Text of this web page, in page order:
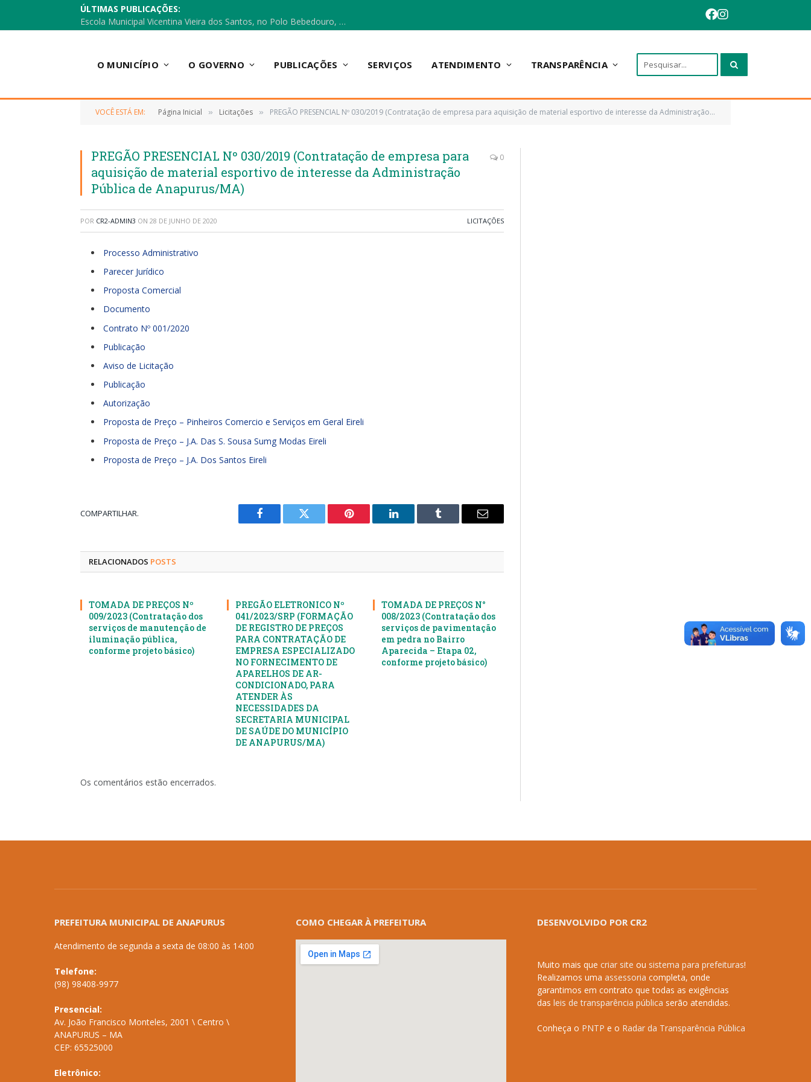
ÚLTIMAS PUBLICAÇÕES:
Escola Municipal Vicentina Vieira dos Santos, no Polo Bebedouro, recebeu materiais para a implantação do Cantinho da Leitura e da Sala Multidisciplinar.
O MUNICÍPIO O GOVERNO PUBLICAÇÕES SERVIÇOS ATENDIMENTO TRANSPARÊNCIA
VOCÊ ESTÁ EM: Página Inicial » Licitações » PREGÃO PRESENCIAL Nº 030/2019 (Contratação de empresa para aquisição de material esportivo de interesse da Administração Pública de Anapurus/MA)
PREGÃO PRESENCIAL Nº 030/2019 (Contratação de empresa para
aquisição de material esportivo de interesse da Administração
Pública de Anapurus/MA)
0
POR CR2-ADMIN3 ON 28 DE JUNHO DE 2020 LICITAÇÕES
Processo Administrativo
Parecer Jurídico
Proposta Comercial
Documento
Contrato Nº 001/2020
Publicação
Aviso de Licitação
Publicação
Autorização
Proposta de Preço – Pinheiros Comercio e Serviços em Geral Eireli
Proposta de Preço – J.A. Das S. Sousa Sumg Modas Eireli
Proposta de Preço – J.A. Dos Santos Eireli
COMPARTILHAR.
Facebook Twitter Pinterest LinkedIn Tumblr
E-
RELACIONADOS POSTS
TOMADA DE PREÇOS Nº
009/2023 (Contratação dos
serviços de manutenção de
iluminação pública,
conforme projeto básico)
PREGÃO ELETRONICO Nº
041/2023/SRP (FORMAÇÃO
DE REGISTRO DE PREÇOS
PARA CONTRATAÇÃO DE
EMPRESA ESPECIALIZADO
NO FORNECIMENTO DE
APARELHOS DE AR-
CONDICIONADO, PARA
ATENDER ÀS
NECESSIDADES DA
SECRETARIA MUNICIPAL
DE SAÚDE DO MUNICÍPIO
DE ANAPURUS/MA)
TOMADA DE PREÇOS N°
008/2023 (Contratação dos
serviços de pavimentação
em pedra no Bairro
Aparecida – Etapa 02,
conforme projeto básico)
Os comentários estão encerrados.
PREFEITURA MUNICIPAL DE ANAPURUS
Atendimento de segunda a sexta de 08:00 às 14:00
Telefone:
(98) 98408-9977
Presencial:
Av. João Francisco Monteles, 2001 \ Centro \
ANAPURUS – MA
CEP: 65525000
Eletrônico:
COMO CHEGAR À PREFEITURA DESENVOLVIDO POR CR2
Muito mais que criar site ou sistema para prefeituras!
Realizamos uma assessoria completa, onde
garantimos em contrato que todas as exigências
das leis de transparência pública serão atendidas.
Conheça o PNTP e o Radar da Transparência Pública